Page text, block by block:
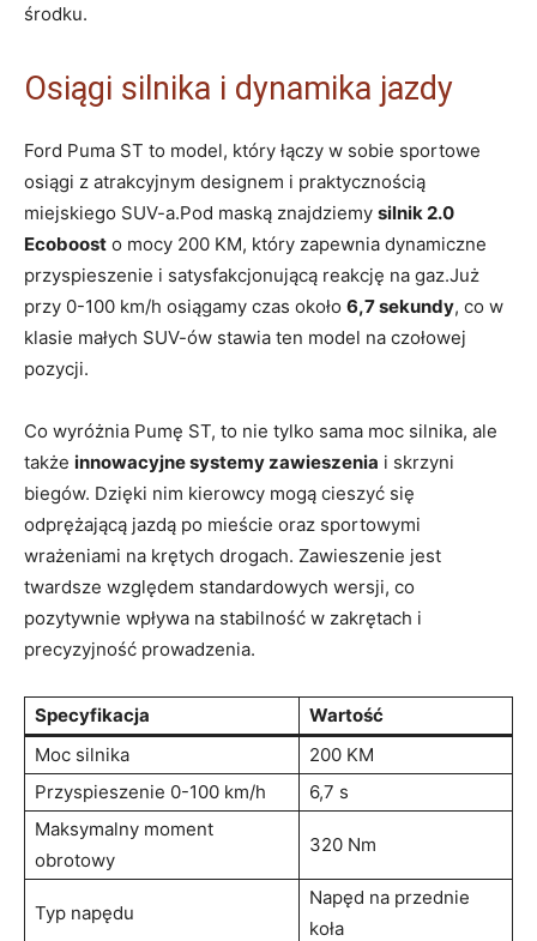
środku.
Osiągi silnika i dynamika jazdy
Ford Puma ST to model, który łączy w sobie sportowe
osiągi z atrakcyjnym designem i praktycznością
miejskiego SUV-a.Pod maską znajdziemy silnik 2.0
Ecoboost o mocy 200 KM, który zapewnia dynamiczne
przyspieszenie i satysfakcjonującą reakcję na gaz.Już
przy 0-100 km/h osiągamy czas około 6,7 sekundy, co w
klasie małych SUV-ów stawia ten model na czołowej
pozycji.
Co wyróżnia Pumę ST, to nie tylko sama moc silnika, ale
także innowacyjne systemy zawieszenia i skrzyni
biegów. Dzięki nim kierowcy mogą cieszyć się
odprężającą jazdą po mieście oraz sportowymi
wrażeniami na krętych drogach. Zawieszenie jest
twardsze względem standardowych wersji, co
pozytywnie wpływa na stabilność w zakrętach i
precyzyjność prowadzenia.
Specyfikacja
Wartość
Moc silnika
200 KM
Przyspieszenie 0-100 km/h
6,7 s
Maksymalny moment
obrotowy
320 Nm
Typ napędu
Napęd na przednie
koła